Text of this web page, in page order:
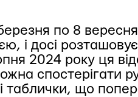
по 8
і досі
2024 року ця
спостерігати
таблички, що